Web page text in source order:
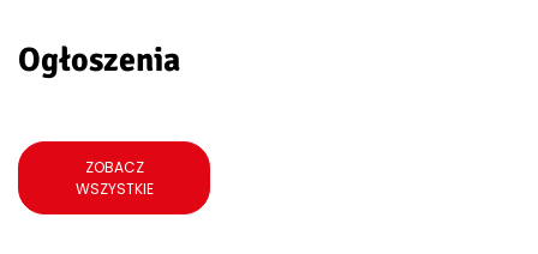
Ogłoszenia
ZOBACZ
WSZYSTKIE